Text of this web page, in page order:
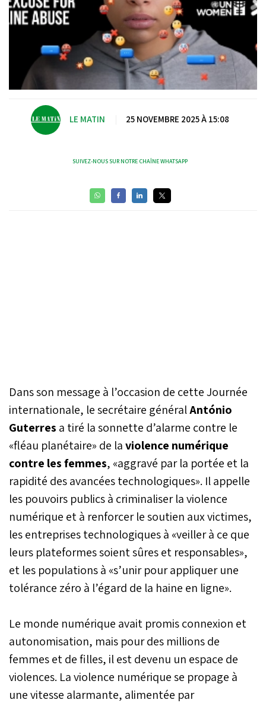
LE MATIN 25 NOVEMBRE 2025 À 15:08
SUIVEZ-NOUS SUR NOTRE CHAÎNE WHATSAPP
Dans son message à l’occasion de cette Journée
internationale, le secrétaire généralAntónio
Guterres a tiré la sonnette d’alarme contre le
«fléau planétaire» de laviolence numérique
contre les femmes, «aggravé par la portée et la
rapidité des avancées technologiques». Il appelle
les pouvoirs publics à criminaliser la violence
numérique et à renforcer le soutien aux victimes,
les entreprises technologiques à «veiller à ce que
leurs plateformes soient sûres et responsables»,
et les populations à «s’unir pour appliquer une
tolérance zéro à l’égard de la haine en ligne».
Le monde numérique avait promis connexion et
autonomisation, mais pour des millions de
femmes et de filles, il est devenu un espace de
violences. La violence numérique se propage à
une vitesse alarmante, alimentée par